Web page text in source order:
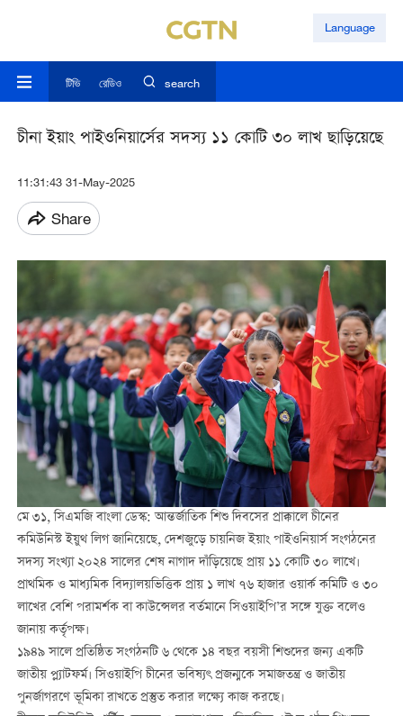
Language
টিভি রেডিও search
চীনা ইয়াং পাইওনিয়ার্সের সদস্য ১১ কোটি ৩০ লাখ ছাড়িয়েছে
11:31:43 31-May-2025
Share
মে ৩১, সিএমজি বাংলা ডেস্ক: আন্তর্জাতিক শিশু দিবসের প্রাক্কালে চীনের
কমিউনিস্ট ইয়ুথ লিগ জানিয়েছে, দেশজুড়ে চায়নিজ ইয়াং পাইওনিয়ার্স সংগঠনের
সদস্য সংখ্যা ২০২৪ সালের শেষ নাগাদ দাঁড়িয়েছে প্রায় ১১ কোটি ৩০ লাখে।
প্রাথমিক ও মাধ্যমিক বিদ্যালয়ভিত্তিক প্রায় ১ লাখ ৭৬ হাজার ওয়ার্ক কমিটি ও ৩০
লাখের বেশি পরামর্শক বা কাউন্সেলর বর্তমানে সিওয়াইপি’র সঙ্গে যুক্ত বলেও
জানায় কর্তৃপক্ষ।
১৯৪৯ সালে প্রতিষ্ঠিত সংগঠনটি ৬ থেকে ১৪ বছর বয়সী শিশুদের জন্য একটি
জাতীয় প্ল্যাটফর্ম। সিওয়াইপি চীনের ভবিষ্যৎ প্রজন্মকে সমাজতন্ত্র ও জাতীয়
পুনর্জাগরণে ভূমিকা রাখতে প্রস্তুত করার লক্ষ্যে কাজ করছে।